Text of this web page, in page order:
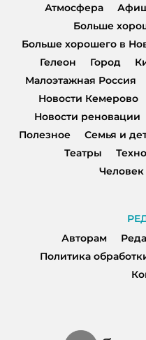
Атмосфера
Больше
Больше хорошего в
Гелеон
Город
Малоэтажная Россия
Новости Кемерово
Новости реновации
Полезное
Семья и
Театры
Авторам
Политика